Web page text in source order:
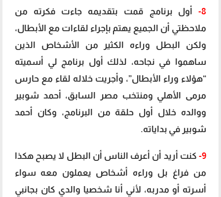
8-
أول برنامج قمت بتقديمه جاءت فكرته من
ملاحظتي أن الجميع يهتم بإجراء لقاءات مع الأبطال،
ولكن البطل وراءه الكثير من الأشخاص الذين
ساهموا في نجاحه، لذلك أول برنامج لي أسميته
“هؤلاء وراء الأبطال”، وأجريت خلاله لقاء مع حارس
مرمى الأهلي ومنتخب مصر السابق، أحمد شوبير
ووالده خلال أول حلقة من البرنامج، وكان أحمد
شوبير في بداياته.
9- كنت أريد أن أعرف الناس أن البطل لا يصبح هكذا
من فراغ بل وراءه أشخاص يعملون معه سواء
أسرته أو مدربه، لأني أنا شخصيا والدي كان بجانبي